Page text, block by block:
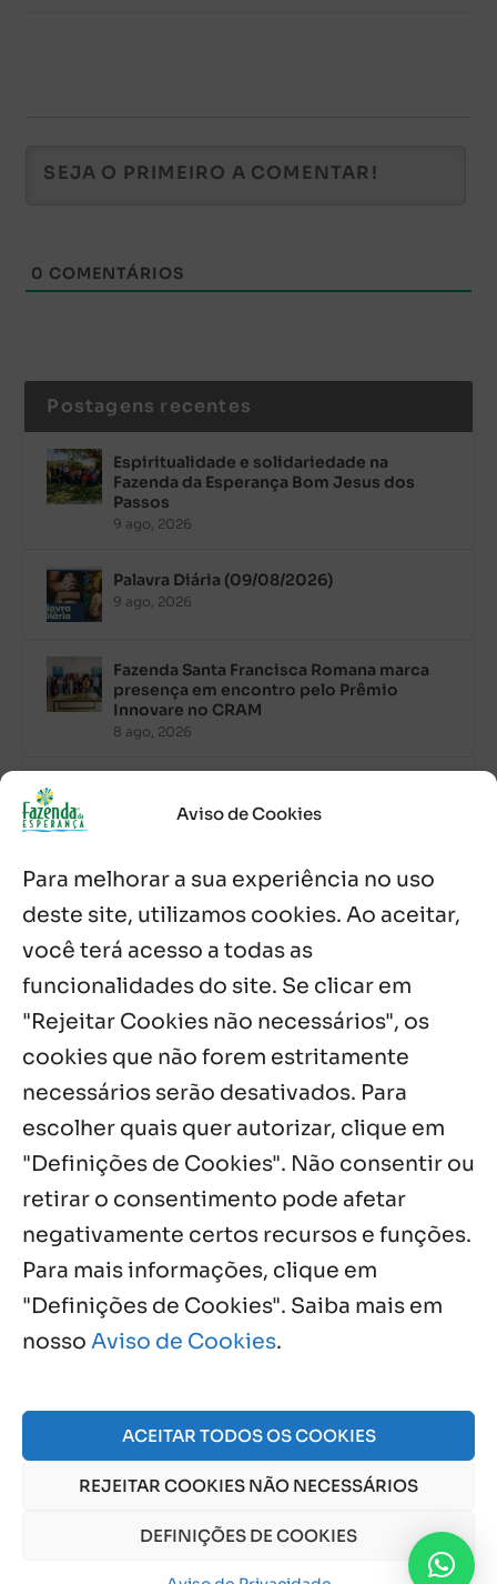
Aviso de Cookies
Para melhorar a sua experiência no uso
deste site, utilizamos cookies. Ao aceitar,
você terá acesso a todas as
funcionalidades do site. Se clicar em
"Rejeitar Cookies não necessários", os
cookies que não forem estritamente
necessários serão desativados. Para
escolher quais quer autorizar, clique em
"Definições de Cookies". Não consentir ou
retirar o consentimento pode afetar
negativamente certos recursos e funções.
Para mais informações, clique em
"Definições de Cookies". Saiba mais em
nosso Aviso de Cookies.
ACEITAR TODOS OS COOKIES
REJEITAR COOKIES NÃO NECESSÁRIOS
DEFINIÇÕES DE COOKIES
0 COMENTÁRIOS
Postagens recentes
Espiritualidade e solidariedade na
Fazenda da Esperança Bom Jesus dos
Passos
9 ago, 2026
Palavra Diária (09/08/2026)
9 ago, 2026
Fazenda Santa Francisca Romana marca
presença em encontro pelo Prêmio
Innovare no CRAM
8 ago, 2026
8 ago, 2026
Acolhidos e voluntários participam do
Sopão da Comunidade Mata Redonda
7 ago, 2026
Es de Chapala celebram perseverança e
missão em encontro
7 ago, 2026
Notícias por Categoria
Agosto, 2026
da Esperança. CNPJ: 48555775000150 |
Aviso de Cookies
eAviso de Privacidade